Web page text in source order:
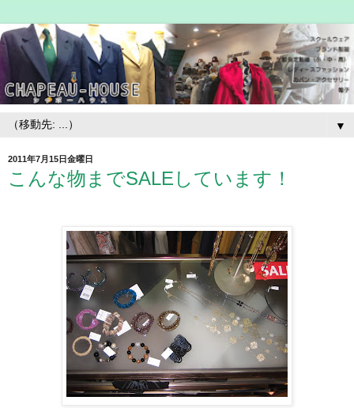
▼
2011年7月15日金曜日
こんな物までSALEしています！